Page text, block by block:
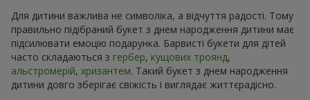
Для дитини важлива не символіка, а відчуття радості. Тому
правильно підібраний букет з днем народження дитини має
підсилювати емоцію подарунка. Барвисті букети для дітей
часто складаються з гербер, кущових троянд,
альстромерій, хризантем. Такий букет з днем народження
дитини довго зберігає свіжість і виглядає життєрадісно.